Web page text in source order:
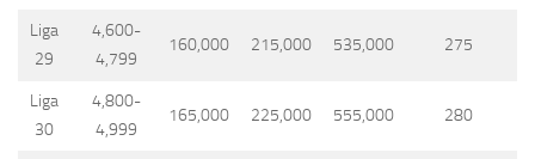
Liga
29
4,600-
4,799
160,000 215,000 535,000 275
Liga
30
4,800-
4,999
165,000 225,000 555,000 280